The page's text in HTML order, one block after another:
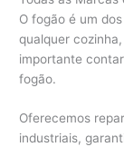
O fogão é um
qualquer
importante
fogão.
Oferecemos
industriais,